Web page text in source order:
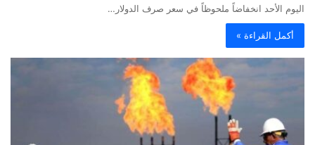
اليوم الأحد انخفاضاً ملحوظاً في سعر صرف الدولار…
أكمل القراءة »